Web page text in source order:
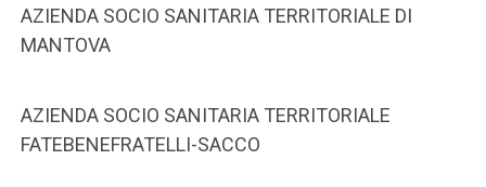
AZIENDA SOCIO SANITARIA TERRITORIALE DI
MANTOVA
AZIENDA SOCIO SANITARIA TERRITORIALE
FATEBENEFRATELLI-SACCO